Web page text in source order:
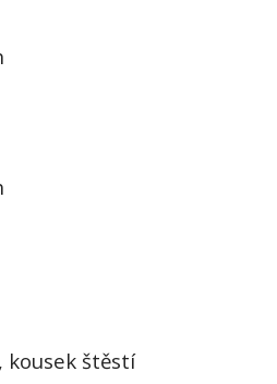
kousek štěstí